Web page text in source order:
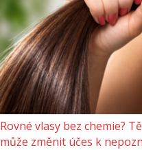
Rovné vlasy bez chemie?
může změnit účes k